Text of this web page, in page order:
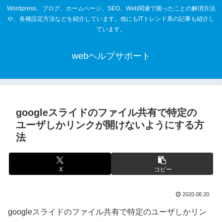
Wordpress、ブログ、ホームページ、SEO、Web関連で困ったことの解消方法
や、各種設定方法などを紹介しています。他にもITトレンド系の記事も紹介し
ています。
webヘルプサポート
googleスライドのファイル共有で特定の
ユーザしかリンクが開けないようにする方
法
X コピー
2020.08.20
googleスライドのファイル共有で特定のユーザしかリン